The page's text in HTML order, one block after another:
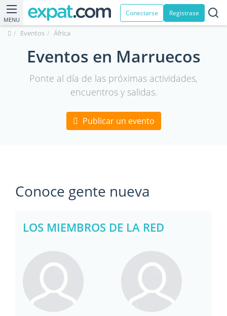
MENU
Conectarse Registrase
Eventos África
Eventos en Marruecos
Ponte al día de las próximas actividades,
encuentros y salidas.
Publicar un evento
Conoce gente nueva
LOS MIEMBROS DE LA RED